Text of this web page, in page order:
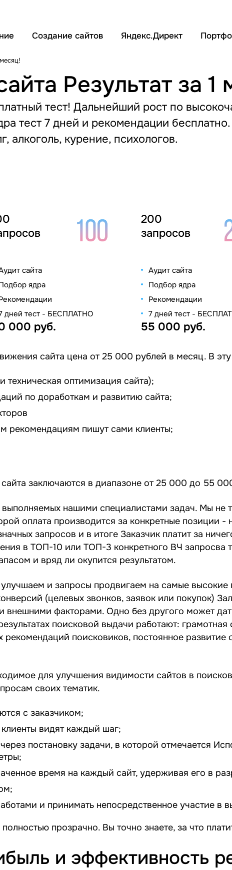
Создание сайтов Яндекс.Директ
Результат за 1
тест! Дальнейший рост по
тест 7 дней и рекомендации бесплатно.
алкоголь, курение, психологов.
сайта
ядра
дней тест - БЕСПЛАТНО
000 руб.
200
запросов
Аудит сайта
Подбор ядра
Рекомендации
7 дней тест -
55 000 руб.
сайта цена от 25 000 рублей в месяц. В
техническая оптимизация сайта);
по доработкам и развитию сайта;
рекомендациям пишут сами клиенты;
заключаются в диапазоне от 25 000 до 55
нашими специалистами задач. Мы не
оплата производится за конкретные позиции
запросов и в итоге Заказчик платит за
в ТОП-10 или ТОП-3 конкретного ВЧ запросва
и вряд ли окупится результатом.
и запросы продвигаем на самые
(целевых звонков, заявок или покупок)
внешними факторами. Одно без другого может
поисковой выдачи работают: грамотная
поисковиков, постоянное развитие
для улучшения видимости сайтов в
своих тематик.
с заказчиком;
видят каждый шаг;
постановку задачи, в которой отмечается
время на каждый сайт, удерживая его в
и принимать непосредственное участие в
прозрачно. Вы точно знаете, за что
и эффективность